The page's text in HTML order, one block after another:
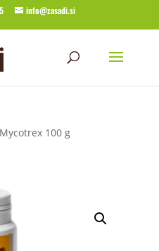
info@zasadi.si
100 g